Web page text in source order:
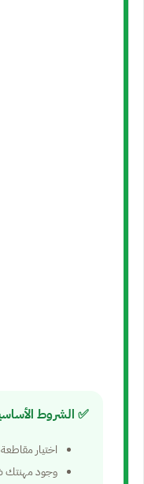
✅ الشروط
اختيار
وجود مهنتك